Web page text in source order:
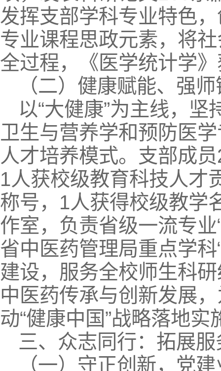
发挥支部学科专业特色
专业课程思政元素，将
全过程，《医学统计学
（二）健康赋能、强
以“大健康”为主线，坚
卫生与营养学和预防医
人才培养模式。支部成
1人获校级教育科技人才
称号，1人获得校级教学
作室，负责省级一流专
省中医药管理局重点学
建设，服务全校师生科
中医药传承与创新发展
动“健康中国”战略落地
三、众志同行：拓展
（一）守正创新，党